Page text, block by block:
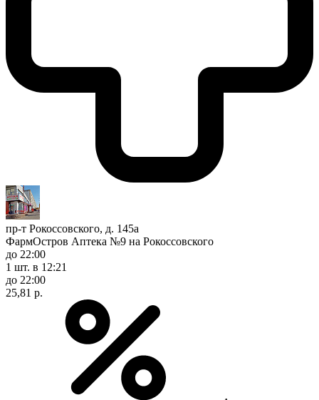
пр-т Рокоссовского, д. 145а
ФармОстров Аптека №9 на Рокоссовского
до 22:00
1 шт. в 12:21
до 22:00
25,81 р.